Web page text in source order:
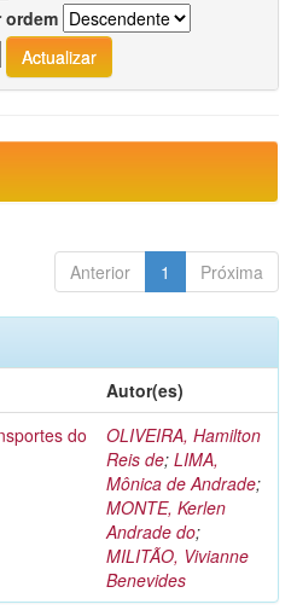
ordem
Anterior 1 Próxima
Autor(es)
do
OLIVEIRA, Hamilton
Reis de; LIMA,
Mônica de Andrade;
MONTE, Kerlen
Andrade do;
MILITÃO, Vivianne
Benevides